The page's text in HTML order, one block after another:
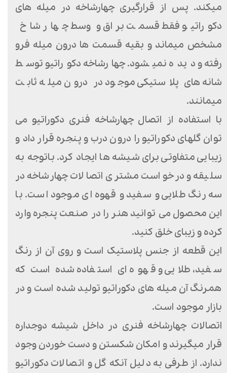
میکند. پس از قرارگیری چهارشاخه در میله های
دکوراتیو فقط قسمت براق و وسط چهار شاخ
مشخص میماند و بقیه قسمت ها درون میله فرو
رفته و دیده نمیشود. چهارشاخه دکوراتیو توسط
شانه های پلاستیکی موجود در درون میله ثابت
میمانند.
با استفاده از اتصال چهارشاخه فنری دکوراتیو می
توان گلهای دکوراتیو را درون درب و پنجره قرار داد و
زیبایی متفاوتی برای شیشه ها ایجاد کرد. باتوجه به
سلیقه و درخواست مشتری اتصالات چهارشاخه در
سه رنگ طلایی و سفید و قهوه ای موجود است. با
این محصول می توانید هنر را در صنعت پنجره وارد
کرده و زیبای خلق کنید.
این قطعه از جنس پلاستیک است و روی آن از رنگ
سفید، طلایی و قهوه ای استفاده شده است که
همرنگ آن میله های دکوراتیو تولید شده است و در
بازار موجود است.
اتصالات چهارشاخه فنری در داخل شیشه دوجداره
قرار میگیرند و امکان شکستن و دست خوردن وجود
ندارد. از طرفی به دلیل آنکه گل و اتصالات دکوراتیو